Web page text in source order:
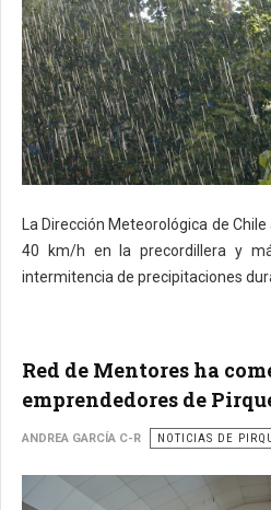
La Dirección Meteorológica de
40 km/h en la precordillera y
intermitencia de precipitaciones
Red de Mentores ha
emprendedores de
ANDREA GARCÍA C-R NOTICIAS DE